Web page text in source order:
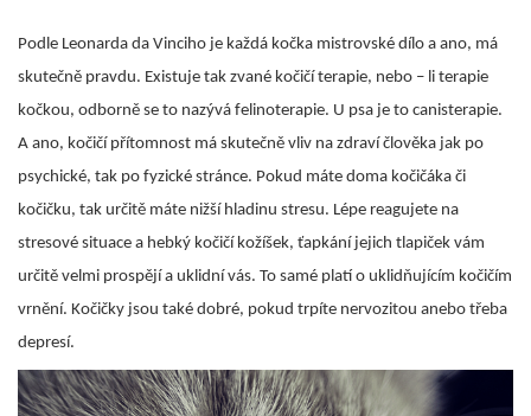
Podle Leonarda da Vinciho je každá kočka mistrovské dílo a ano, má
skutečně pravdu. Existuje tak zvané kočičí terapie, nebo – li terapie
kočkou, odborně se to nazývá felinoterapie. U psa je to canisterapie.
A ano, kočičí přítomnost má skutečně vliv na zdraví člověka jak po
psychické, tak po fyzické stránce. Pokud máte doma kočičáka či
kočičku, tak určitě máte nižší hladinu stresu. Lépe reagujete na
stresové situace a hebký kočičí kožíšek, ťapkání jejich tlapiček vám
určitě velmi prospějí a uklidní vás. To samé platí o uklidňujícím kočičím
vrnění. Kočičky jsou také dobré, pokud trpíte nervozitou anebo třeba
depresí.